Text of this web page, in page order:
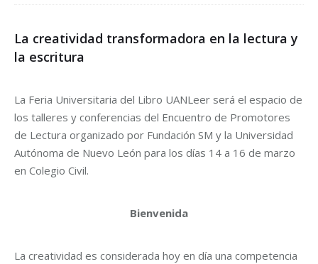
La creatividad transformadora en la lectura y
la escritura
La Feria Universitaria del Libro UANLeer será el espacio de
los talleres y conferencias del Encuentro de Promotores
de Lectura organizado por Fundación SM y la Universidad
Autónoma de Nuevo León para los días 14 a 16 de marzo
en Colegio Civil.
Bienvenida
La creatividad es considerada hoy en día una competencia